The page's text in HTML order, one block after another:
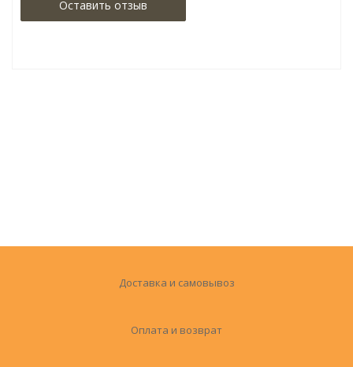
Оставить отзыв
Доставка и самовывоз
Оплата и возврат